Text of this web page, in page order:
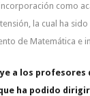
como
la cual ha
de Matemática e
a los profesores
ha podido